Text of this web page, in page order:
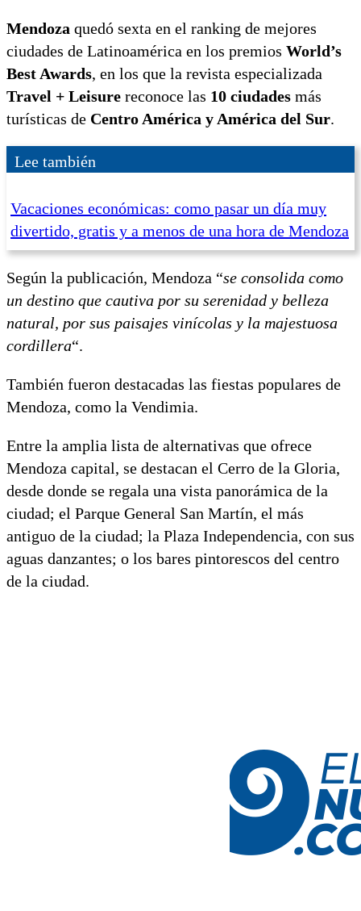
Mendoza quedó sexta en el ranking de mejores
ciudades de Latinoamérica en los premios World’s
Best Awards, en los que la revista especializada
Travel + Leisure reconoce las 10 ciudades más
turísticas de Centro América y América del Sur.
Lee también
Vacaciones económicas: como pasar un día muy
divertido, gratis y a menos de una hora de Mendoza
Según la publicación, Mendoza “se consolida como
un destino que cautiva por su serenidad y belleza
natural, por sus paisajes vinícolas y la majestuosa
cordillera“.
También fueron destacadas las fiestas populares de
Mendoza, como la Vendimia.
Entre la amplia lista de alternativas que ofrece
Mendoza capital, se destacan el Cerro de la Gloria,
desde donde se regala una vista panorámica de la
ciudad; el Parque General San Martín, el más
antiguo de la ciudad; la Plaza Independencia, con sus
aguas danzantes; o los bares pintorescos del centro
de la ciudad.